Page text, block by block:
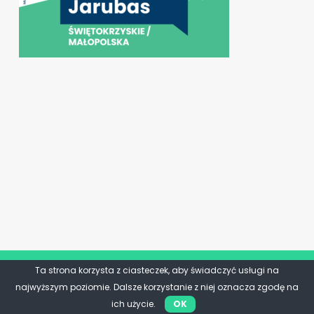
Ta strona korzysta z ciasteczek, aby świadczyć usługi na
najwyższym poziomie. Dalsze korzystanie z niej oznacza zgodę na
ich użycie.
OK